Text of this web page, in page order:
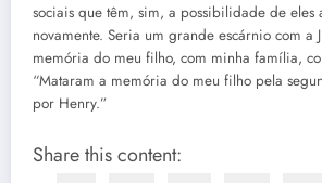
sociais que têm, sim, a possibilidade de eles
novamente. Seria um grande escárnio com a
memória do meu filho, com minha família,
“Mataram a memória do meu filho pela
por Henry.”
Share this content: